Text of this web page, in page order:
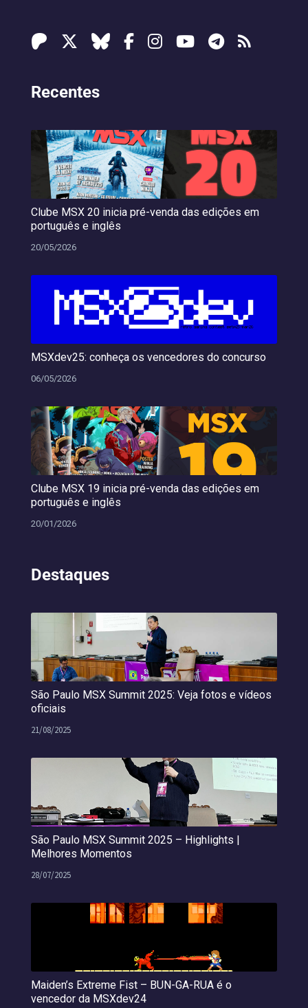
Recentes
Clube MSX 20 inicia pré-venda das edições em
português e inglês
20/05/2026
MSXdev25: conheça os vencedores do concurso
06/05/2026
Clube MSX 19 inicia pré-venda das edições em
português e inglês
20/01/2026
Destaques
São Paulo MSX Summit 2025: Veja fotos e vídeos
oficiais
21/08/2025
São Paulo MSX Summit 2025 – Highlights |
Melhores Momentos
28/07/2025
Maiden’s Extreme Fist – BUN-GA-RUA é o
vencedor da MSXdev24